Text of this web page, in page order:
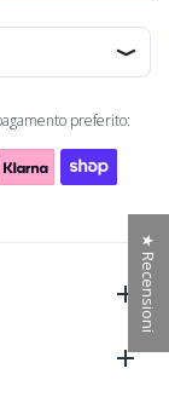
preferito:
★ Recensioni